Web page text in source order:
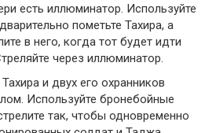
есть иллюминатор. Используйте
пометьте Тахира, а
в него, когда тот будет идти
через иллюминатор.
и двух его охранников
Используйте бронебойные
так, чтобы одновременно